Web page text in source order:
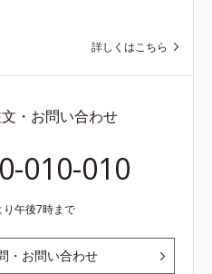
詳しくはこちら
・お問い合わせ
010-010
り午後7時まで
・お問い合わせ